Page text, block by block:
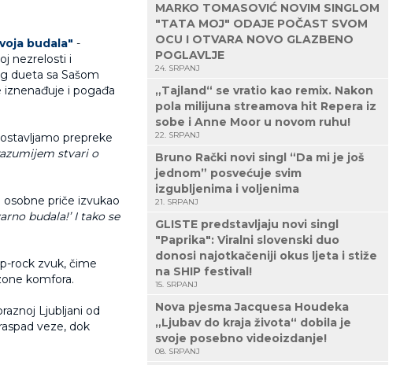
budala" -
nezrelosti i
dueta sa Sašom
i pogađa
prepreke
stvari o
osobne priče izvukao
budala!’ I tako se
rock zvuk, čime
komfora.
Ljubljani od
veze, dok
MARKO TOMASOVIĆ NOVIM SINGLOM
"TATA MOJ" ODAJE POČAST SVOM
OCU I OTVARA NOVO GLAZBENO
POGLAVLJE
24. SRPANJ
„Tajland“ se vratio kao remix. Nakon
pola milijuna streamova hit Repera iz
sobe i Anne Moor u novom ruhu!
22. SRPANJ
Bruno Rački novi singl “Da mi je još
jednom” posvećuje svim
izgubljenima i voljenima
21. SRPANJ
GLISTE predstavljaju novi singl
"Paprika": Viralni slovenski duo
donosi najotkačeniji okus ljeta i stiže
na SHIP festival!
15. SRPANJ
Nova pjesma Jacquesa Houdeka
„Ljubav do kraja života“ dobila je
svoje posebno videoizdanje!
08. SRPANJ